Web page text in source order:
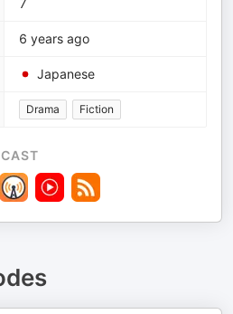
7
6 years ago
Japanese
Drama Fiction